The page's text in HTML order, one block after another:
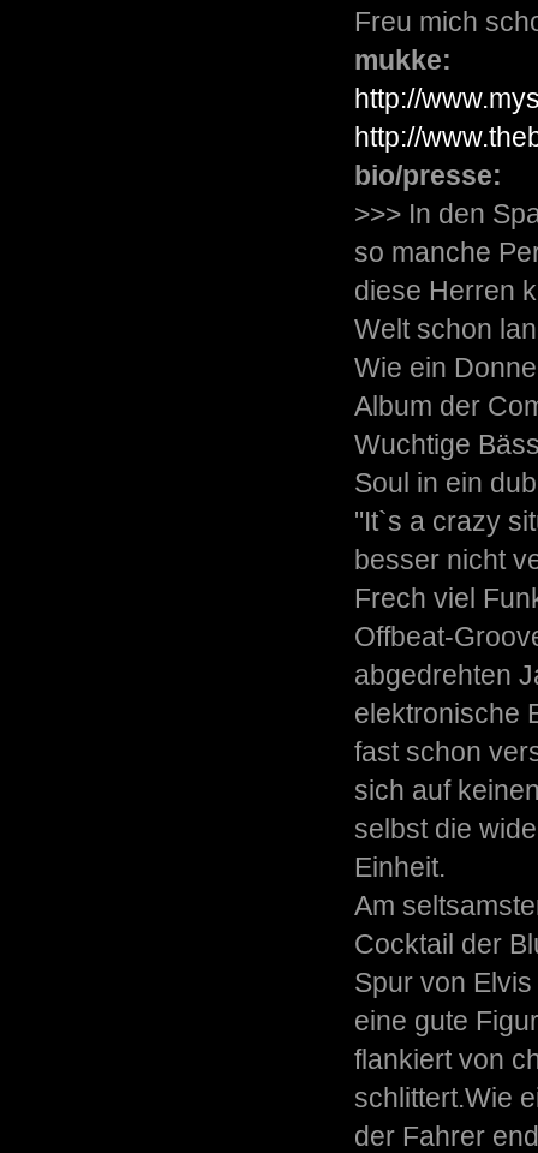
Freu mich
mukke:
http://
http://
bio/presse:
>>> In den
so manche
diese Herren
Welt schon
Wie ein
Album der
Wuchtige
Soul in ein
"It`s a crazy
besser nicht
Frech viel
Offbeat-
abgedrehten
elektronische
fast schon
sich auf
selbst die
Einheit.
Am
Cocktail der
Spur von
eine gute
flankiert von
schlittert.Wie
der Fahrer